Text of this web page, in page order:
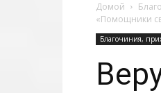
Домой
«Помощники
Благочиния,